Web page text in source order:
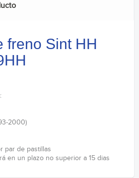
freno Sint HH
:
2000)
par de pastillas
en un plazo no superior a 15 dias